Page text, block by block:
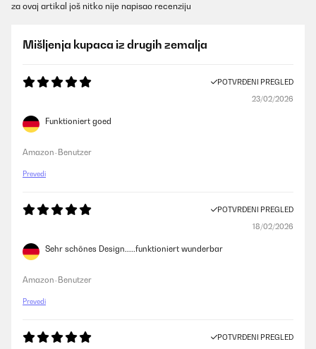
za ovaj artikal još nitko nije napisao recenziju
Mišljenja kupaca iz drugih zemalja
POTVRĐENI PREGLED
23/02/2026
Funktioniert goed
Amazon-Benutzer
Prevedi
POTVRĐENI PREGLED
18/02/2026
Sehr schönes Design.....funktioniert wunderbar
Amazon-Benutzer
Prevedi
POTVRĐENI PREGLED